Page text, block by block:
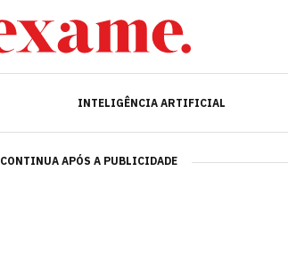
INTELIGÊNCIA ARTIFICIAL
INTELIGÊNCIA ARTIFICIAL
CONTINUA APÓS A PUBLICIDADE